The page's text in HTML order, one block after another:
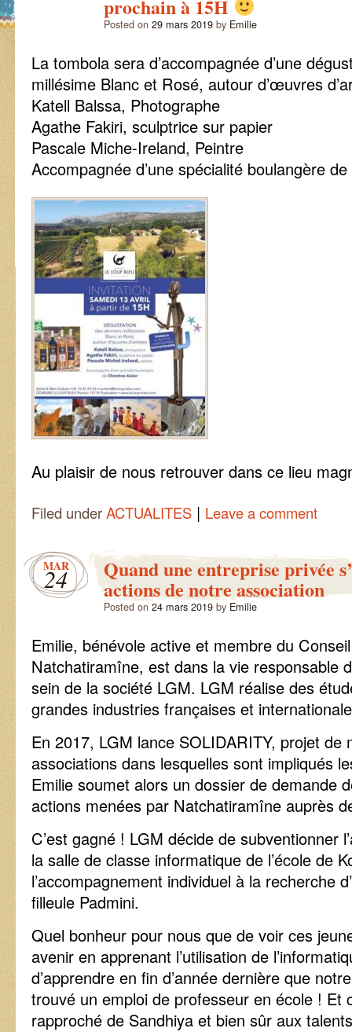
prochain à 15H
Posted on 29 mars 2019 by Emilie
La tombola sera d’accompagnée d’une
millésime Blanc et Rosé, autour d’œuvres
Katell Balssa, Photographe
Agathe Fakiri, sculptrice sur papier
Pascale Miche-Ireland, Peintre
Accompagnée d’une spécialité boulangère
Au plaisir de nous retrouver dans ce lieu
Filed underACTUALITES | Leave a comment
MAR
24 Quand une entreprise privée
actions de notre association
Posted on 24 mars 2019 by Emilie
Emilie, bénévole active et membre du
Natchatiramîne, est dans la vie responsable
sein de la société LGM. LGM réalise des
grandes industries françaises et
En 2017, LGM lance SOLIDARITY, projet de
associations dans lesquelles sont impliqués
Emilie soumet alors un dossier de demande
actions menées par Natchatiramîne auprès
C’est gagné ! LGM décide de subventionner
la salle de classe informatique de l’école de
l’accompagnement individuel à la recherche
filleule Padmini.
Quel bonheur pour nous que de voir ces
avenir en apprenant l’utilisation de
d’apprendre en fin d’année dernière que
trouvé un emploi de professeur en école ! Et
rapproché de Sandhiya et bien sûr aux